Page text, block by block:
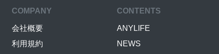
COMPANY
会社概要
利用規約
CONTENTS
ANYLIFE
NEWS